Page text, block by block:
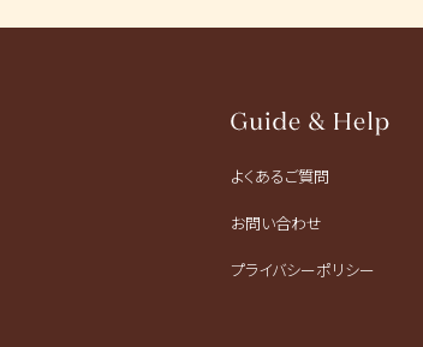
よくあるご質問
お問い合わせ
プライバシーポリシー